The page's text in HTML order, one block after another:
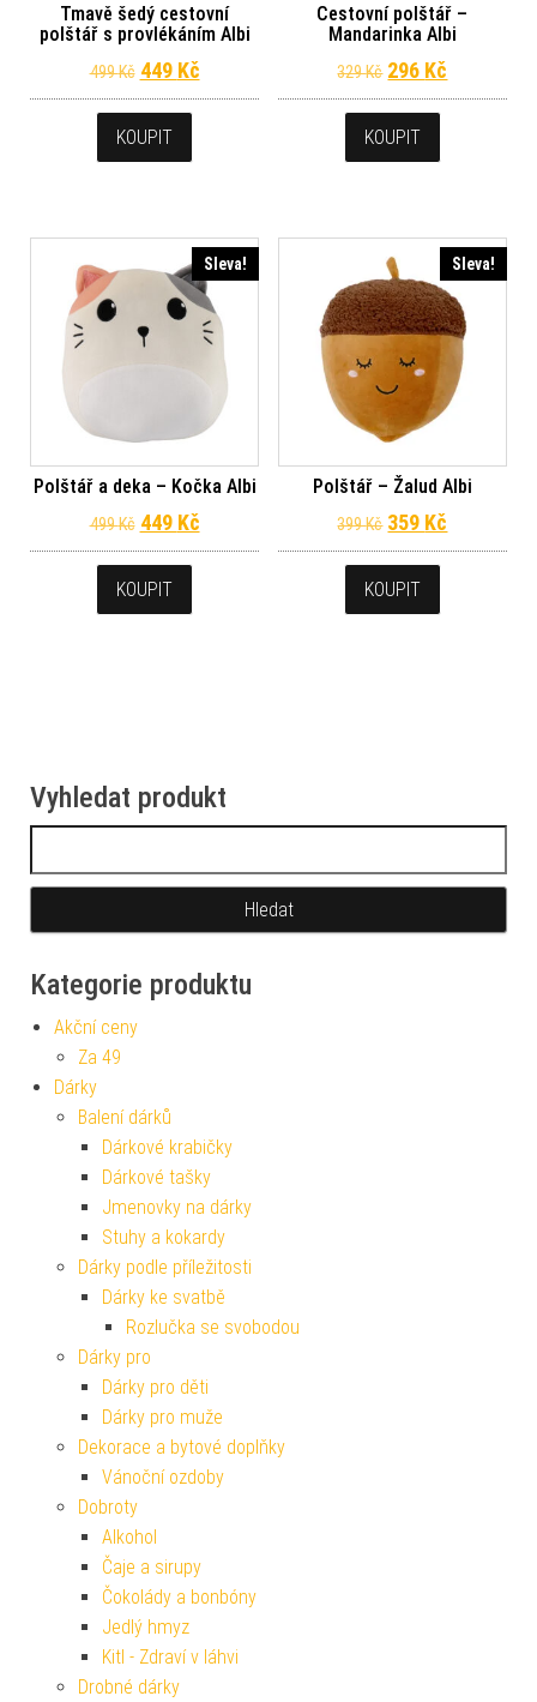
Tmavě šedý cestovní
polštář s provlékáním Albi
499Kč Původní cena byla: 499 Kč.
449 KčAktuální cena je: 449 Kč.
KOUPIT
Cestovní polštář –
Mandarinka Albi
329Kč Původní cena
296 Kč
KOUPIT
Sleva!
Polštář a deka – Kočka Albi
499Kč Původní cena byla: 499 Kč.
449 KčAktuální cena je: 449 Kč.
KOUPIT
Sleva!
Polštář – Žalud Albi
399Kč Původní cena
359 Kč
KOUPIT
Vyhledat produkt
Kategorie produktu
Akční ceny
Za 49
Dárky
Balení dárků
Dárkové krabičky
Dárkové tašky
Jmenovky na dárky
Stuhy a kokardy
Dárky podle příležitosti
Dárky ke svatbě
Rozlučka se svobodou
Dárky pro
Dárky pro děti
Dárky pro muže
Dekorace a bytové doplňky
Vánoční ozdoby
Dobroty
Alkohol
Čaje a sirupy
Čokolády a bonbóny
Jedlý hmyz
Kitl - Zdraví v láhvi
Drobné dárky